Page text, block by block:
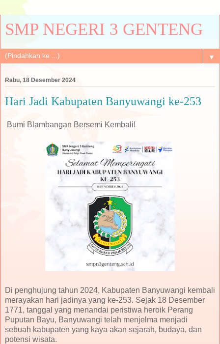
SMP NEGERI 3 GENTENG
▼
Rabu, 18 Desember 2024
Hari Jadi Kabupaten Banyuwangi ke-253
Bumi Blambangan Bersemi Kembali!
Di penghujung tahun 2024, Kabupaten Banyuwangi kembali
merayakan hari jadinya yang ke-253. Sejak 18 Desember
1771, tanggal yang menandai peristiwa heroik Perang
Puputan Bayu, Banyuwangi telah menjelma menjadi
sebuah kabupaten yang kaya akan sejarah, budaya, dan
potensi wisata.